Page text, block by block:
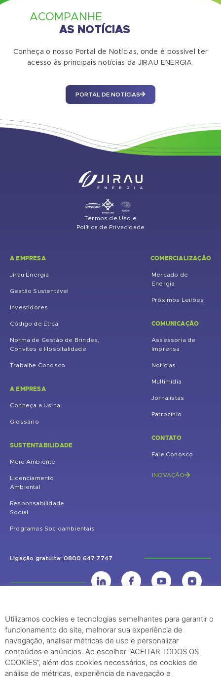
ACOMPANHE
AS NOTÍCIAS
Conheça o nosso Portal de Notícias, onde é possível ter
acesso às principais notícias da JIRAU ENERGIA.
PORTAL DE NOTÍCIAS
Termos de Uso e
Política de Privacidade
A EMPRESA
Jirau Energia
Gestão Sustentável
Investidores
Código de Ética
Norma de Gestão de Brindes,
Convites e Hospitalidade
Trabalhe Conosco
A EMPRESA
Conheça a Usina
Glossário
SUSTENTABILIDADE
Meio Ambiente
Licenciamento
Ambiental
Responsabilidade
Social
Programas Socioambientais
COMERCIALIZAÇÃO
Mercado de
Energia
Próximos Leilões
COMUNICAÇÃO
Assessoria de
Imprensa
Notícias
Multimídia
Jornalistas
Patrocínio
CONTATO
Fale Conosco
INOVAÇÃO
Ligação gratuita: 0800 647 7747
UHE Jirau
Rodovia BR-364, KM 824 S/Nº - Distrito de Jaci Paraná – Porto Velho
(RO) – CEP: 76840-000 – Telefone: (69) 2182.8600
Utilizamos cookies e tecnologias semelhantes para garantir o
funcionamento do site, melhorar sua experiência de
navegação, analisar métricas de uso e personalizar
conteúdos e anúncios. Ao escolher “ACEITAR TODOS OS
COOKIES”, além dos cookies necessários, os cookies de
análise de métricas, experiência de navegação e